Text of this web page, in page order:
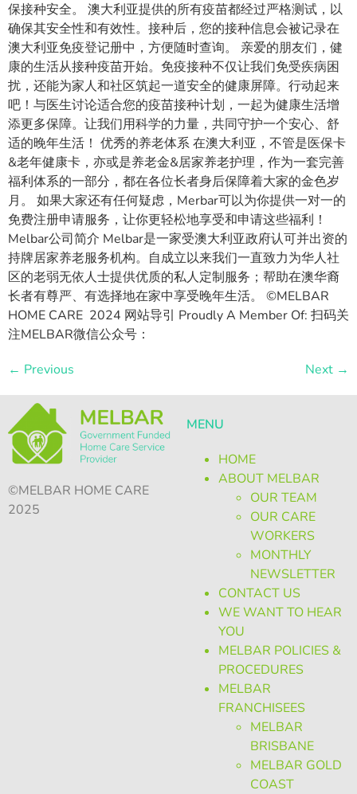
保接种安全。 澳大利亚提供的所有疫苗都经过严格测试，以
确保其安全性和有效性。接种后，您的接种信息会被记录在
澳大利亚免疫登记册中，方便随时查询。 亲爱的朋友们，健
康的生活从接种疫苗开始。免疫接种不仅让我们免受疾病困
扰，还能为家人和社区筑起一道安全的健康屏障。行动起来
吧！与医生讨论适合您的疫苗接种计划，一起为健康生活增
添更多保障。让我们用科学的力量，共同守护一个安心、舒
适的晚年生活！ 优秀的养老体系 在澳大利亚，不管是医保卡
&老年健康卡，亦或是养老金&居家养老护理，作为一套完善
福利体系的一部分，都在各位长者身后保障着大家的金色岁
月。 如果大家还有任何疑虑，Merbar可以为你提供一对一的
免费注册申请服务，让你更轻松地享受和申请这些福利！
Melbar公司简介 Melbar是一家受澳大利亚政府认可并出资的
持牌居家养老服务机构。自成立以来我们一直致力为华人社
区的老弱无依人士提供优质的私人定制服务；帮助在澳华裔
长者有尊严、有选择地在家中享受晚年生活。 ©MELBAR
HOME CARE 2024 网站导引 Proudly A Member Of: 扫码关
注MELBAR微信公众号：
← Previous Next →
©MELBAR HOME CARE
2025
MENU
HOME
ABOUT MELBAR
OUR TEAM
OUR CARE
WORKERS
MONTHLY
NEWSLETTER
CONTACT US
WE WANT TO HEAR
YOU
MELBAR POLICIES &
PROCEDURES
MELBAR
FRANCHISEES
MELBAR
BRISBANE
MELBAR GOLD
COAST